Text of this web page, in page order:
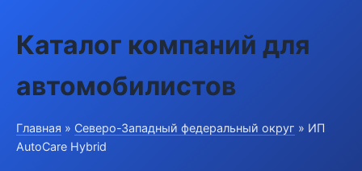
Каталог компаний для
автомобилистов
Главная » Северо-Западный федеральный округ » ИП
AutoCare Hybrid